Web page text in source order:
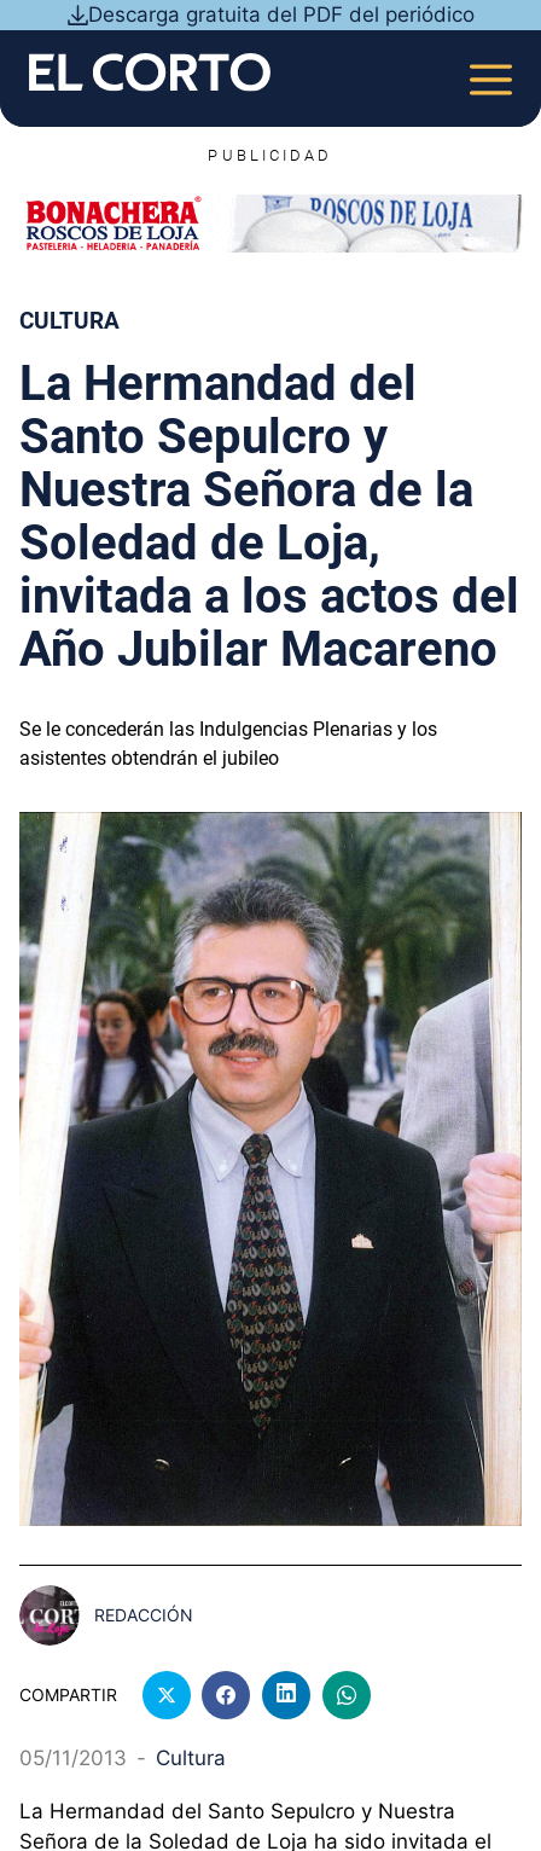
contenido
Descarga gratuita del PDF del periódico
PUBLICIDAD
CULTURA
La Hermandad del
Santo Sepulcro y
Nuestra Señora de la
Soledad de Loja,
invitada a los actos del
Año Jubilar Macareno
Se le concederán las Indulgencias Plenarias y los
asistentes obtendrán el jubileo
REDACCIÓN
COMPARTIR
05/11/2013 - Cultura
La Hermandad del Santo Sepulcro y Nuestra
Señora de la Soledad de Loja ha sido invitada el